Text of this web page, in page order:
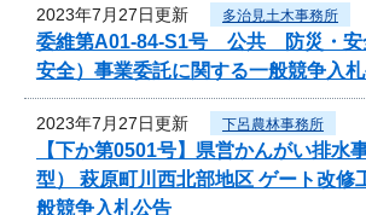
2023年7月27日更新 多治見土木事務所
委維第A01-84-S1号 公共 防災・安
安全）事業委託に関する一般競争入
2023年7月27日更新 下呂農林事務所
【下か第0501号】県営かんがい排水
型） 萩原町川西北部地区 ゲート改修
般競争入札公告